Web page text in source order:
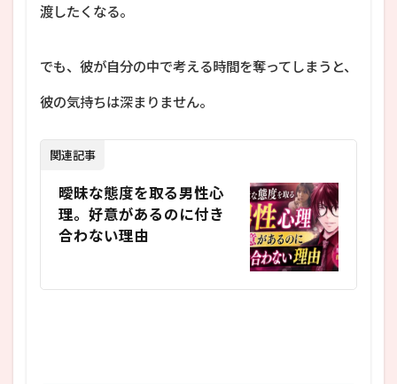
渡したくなる。
でも、彼が自分の中で考える時間を奪ってしまうと、
彼の気持ちは深まりません。
関連記事
曖昧な態度を取る男性心
理。好意があるのに付き
合わない理由